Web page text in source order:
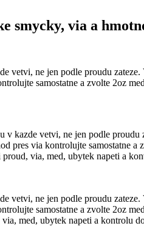
smycky, via a
vetvi, ne jen podle proudu
samostatne a zvolte 2oz
kazde vetvi, ne jen podle
pres via kontrolujte samostatne
via, med, ubytek napeti a
vetvi, ne jen podle proudu
samostatne a zvolte 2oz
med, ubytek napeti a kontrolu